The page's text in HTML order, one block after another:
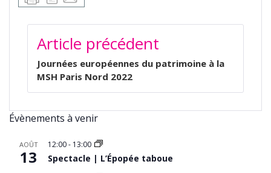
NAVIGATION
DE
L’ARTICLE
Article précédent
Journées européennes du patrimoine à la
MSH Paris Nord 2022
Évènements à venir
AOÛT
13
12:00- 13:00
Spectacle | L’Épopée taboue